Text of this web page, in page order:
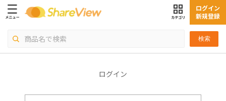
検索
ログイン
新規登録
ログイン